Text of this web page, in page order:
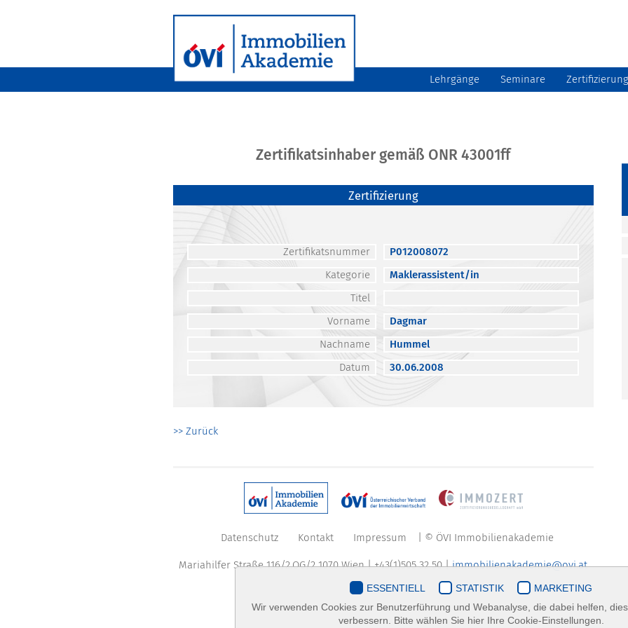
Lehrgänge Seminare Zertifizierung
Zertifikatsinhaber gemäß ONR 43001ff
Zertifizierung
Zertifikatsnummer
P012008072
Kategorie
Maklerassistent/in
Titel
Vorname
Dagmar
Nachname
Hummel
Datum
30.06.2008
>> Zurück
Datenschutz Kontakt Impressum | © ÖVI Immobilienakademie
Mariahilfer Straße 116/2.OG/2 1070 Wien | +43(1)505 32 50 |immobilienakademie@ovi.at
ESSENTIELL STATISTIK
MARKETING
Wir verwenden Cookies zur Benutzerführung und Webanalyse, die dabei helfen,
verbessern. Bitte wählen Sie hier Ihre Cookie-Einstellungen.